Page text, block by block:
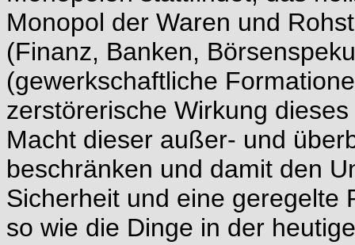
Monopol der Waren und
(Finanz, Banken,
(gewerkschaftliche
zerstörerische Wirkung
Macht dieser außer- und
beschränken und damit den
Sicherheit und eine geregelte
so wie die Dinge in der